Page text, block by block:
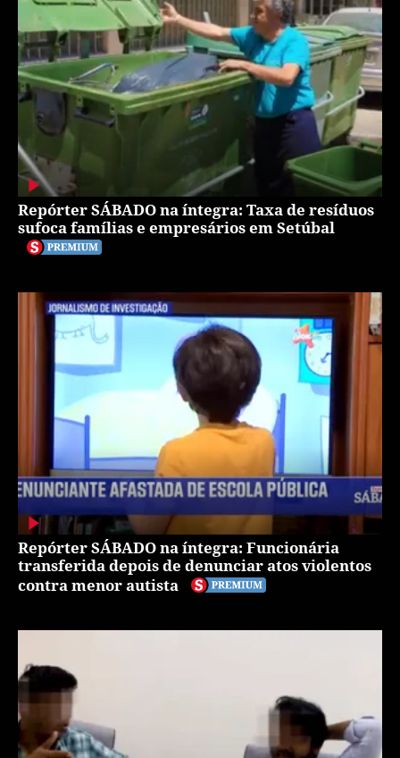
Repórter SÁBADO na íntegra: Taxa de resíduos
sufoca famílias e empresários em Setúbal
Repórter SÁBADO na íntegra: Funcionária
transferida depois de denunciar atos violentos
contra menor autista